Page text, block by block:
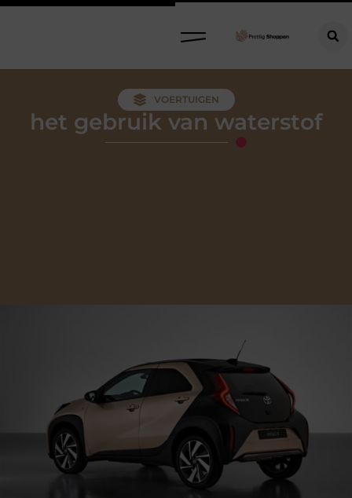
VOERTUIGEN
het gebruik van waterstof